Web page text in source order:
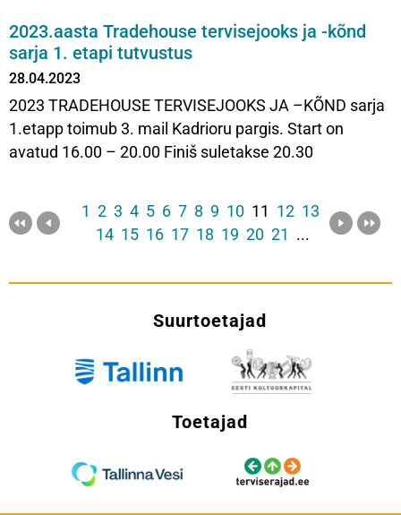
2023.aasta Tradehouse tervisejooks ja -kõnd
sarja 1. etapi tutvustus
28.04.2023
2023 TRADEHOUSE TERVISEJOOKS JA –KÕND sarja
1.etapp toimub 3. mail Kadrioru pargis. Start on
avatud 16.00 – 20.00 Finiš suletakse 20.30
1 2 3 4 5 6 7 8 9 10 11 12 13
14 15 16 17 18 19 20 21 ...
Suurtoetajad
Toetajad